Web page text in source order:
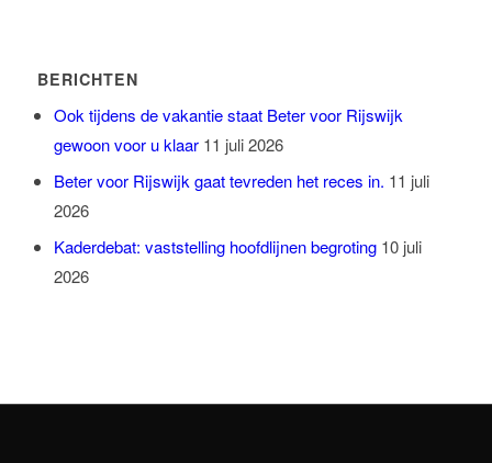
BERICHTEN
Ook tijdens de vakantie staat Beter voor Rijswijk
gewoon voor u klaar 11 juli 2026
Beter voor Rijswijk gaat tevreden het reces in. 11 juli
2026
Kaderdebat: vaststelling hoofdlijnen begroting 10 juli
2026